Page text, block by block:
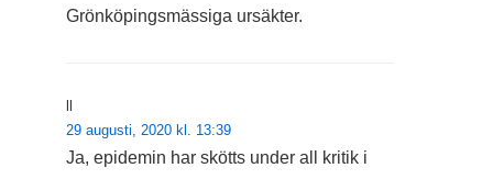
Grönköpingsmässiga ursäkter.
29 augusti, 2020 kl. 13:39
Ja, epidemin har skötts under all kritik i